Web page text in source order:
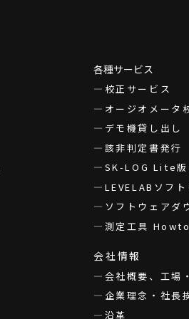
各種サービス
校正サービス
オージオメータ
デモ機貸し出し
該非判定書発行
SK-LOG Lite版
LEVELABソフ
ソフトウェアダ
測定工具
会社情報
会社概要、工場
企業理念・社長
沿革